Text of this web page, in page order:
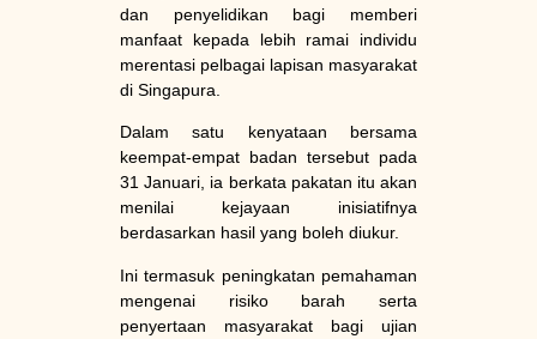
dan penyelidikan bagi memberi
manfaat kepada lebih ramai individu
merentasi pelbagai lapisan masyarakat
di Singapura.
Dalam satu kenyataan bersama
keempat-empat badan tersebut pada
31 Januari, ia berkata pakatan itu akan
menilai kejayaan inisiatifnya
berdasarkan hasil yang boleh diukur.
Ini termasuk peningkatan pemahaman
mengenai risiko barah serta
penyertaan masyarakat bagi ujian